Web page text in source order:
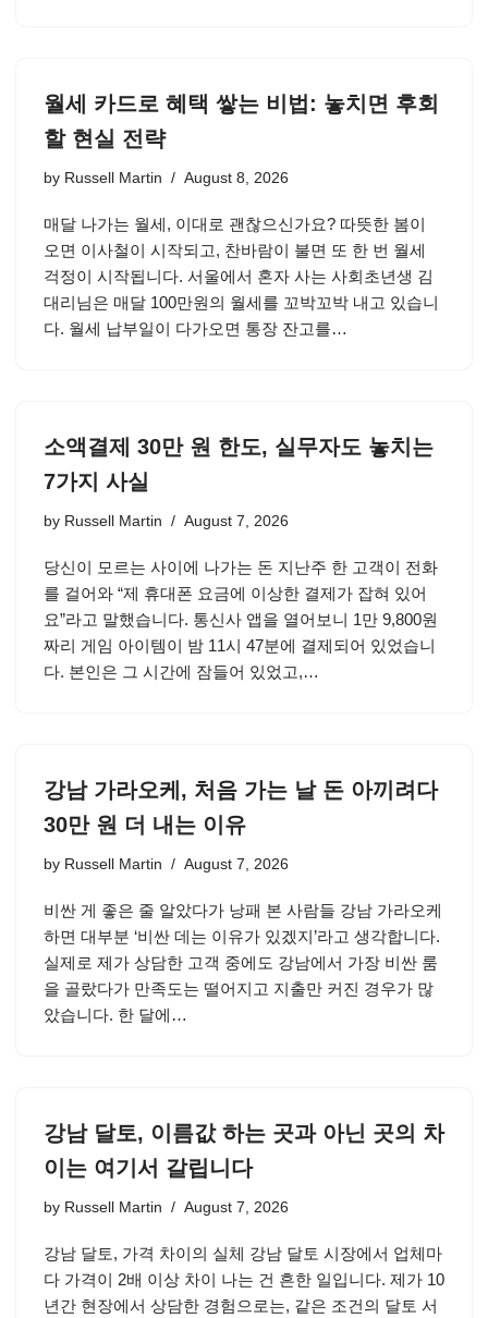
월세 카드로 혜택 쌓는 비법: 놓치면 후회
할 현실 전략
by Russell Martin August 8, 2026
매달 나가는 월세, 이대로 괜찮으신가요? 따뜻한 봄이
오면 이사철이 시작되고, 찬바람이 불면 또 한 번 월세
걱정이 시작됩니다. 서울에서 혼자 사는 사회초년생 김
대리님은 매달 100만원의 월세를 꼬박꼬박 내고 있습니
다. 월세 납부일이 다가오면 통장 잔고를…
소액결제 30만 원 한도, 실무자도 놓치는
7가지 사실
by Russell Martin August 7, 2026
당신이 모르는 사이에 나가는 돈 지난주 한 고객이 전화
를 걸어와 “제 휴대폰 요금에 이상한 결제가 잡혀 있어
요”라고 말했습니다. 통신사 앱을 열어보니 1만 9,800원
짜리 게임 아이템이 밤 11시 47분에 결제되어 있었습니
다. 본인은 그 시간에 잠들어 있었고,…
강남 가라오케, 처음 가는 날 돈 아끼려다
30만 원 더 내는 이유
by Russell Martin August 7, 2026
비싼 게 좋은 줄 알았다가 낭패 본 사람들 강남 가라오케
하면 대부분 ‘비싼 데는 이유가 있겠지’라고 생각합니다.
실제로 제가 상담한 고객 중에도 강남에서 가장 비싼 룸
을 골랐다가 만족도는 떨어지고 지출만 커진 경우가 많
았습니다. 한 달에…
강남 달토, 이름값 하는 곳과 아닌 곳의 차
이는 여기서 갈립니다
by Russell Martin August 7, 2026
강남 달토, 가격 차이의 실체 강남 달토 시장에서 업체마
다 가격이 2배 이상 차이 나는 건 흔한 일입니다. 제가 10
년간 현장에서 상담한 경험으로는, 같은 조건의 달토 서